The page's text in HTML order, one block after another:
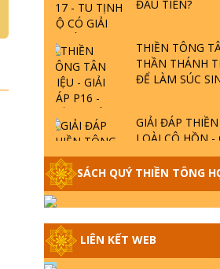
THẦN THÁNH
ĐỂ LÀM SÚC
LOÀI CÔ HỒN -
NÀO XUẤT BẢN
GIẢI ĐÁP
GIẢI ĐÁP
SÁCH QUÝ THIỀN TÔNG
LIÊN KẾT WEB